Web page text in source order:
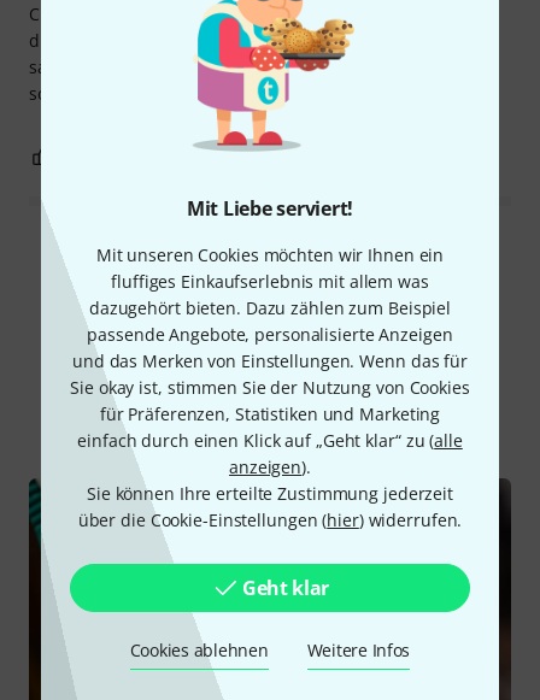
Mit Liebe serviert!
Mit unseren Cookies möchten wir Ihnen ein
fluffiges Einkaufserlebnis mit allem was
dazugehört bieten. Dazu zählen zum Beispiel
passende Angebote, personalisierte Anzeigen
und das Merken von Einstellungen. Wenn das für
Sie okay ist, stimmen Sie der Nutzung von Cookies
für Präferenzen, Statistiken und Marketing
einfach durch einen Klick auf „Geht klar“ zu (alle
anzeigen).
Sie können Ihre erteilte Zustimmung jederzeit
über die Cookie-Einstellungen (hier) widerrufen.
Geht klar
Cookies ablehnen Weitere Infos
Cinch-Eingang meines Mischpults zu verbinden. Das war
die Lösung für ein leises Rauschen. Jetzt ist das Signal
sauber. Ich hätte mir schon viel früher welche kaufen
sollen.
BEWERTUNG MELDEN
Alle Bewertungen lesen
Schon gewusst?
Alle Ratgeber Downloads